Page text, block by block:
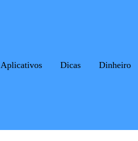
Aplicativos Dicas Dinheiro